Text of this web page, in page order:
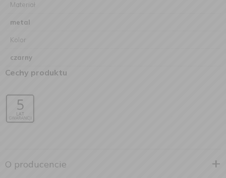
Materiał
metal
Kolor
czarny
Cechy produktu
O producencie